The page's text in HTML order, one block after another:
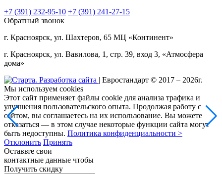
+7 (391) 232-95-10 +7 (391) 241-27-15
Обратный звонок
г. Красноярск, ул. Шахтеров, 65 МЦ «Континент»
г. Красноярск, ул. Вавилова, 1, стр. 39, вход 3, «Атмосфера
дома»
| Евростандарт © 2017 – 2026г.
Мы используем cookies
Этот сайт применяет файлы cookie для анализа трафика и
улучшения пользовательского опыта. Продолжая работу с
сайтом, вы соглашаетесь на их использование. Вы можете
отказаться — в этом случае некоторые функции сайта могут
быть недоступны. Политика конфиденциальности >
Отклонить Принять
Оставьте свои
контактные данные чтобы
Получить скидку